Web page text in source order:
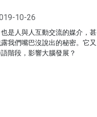
10-26
是人與人互動交流的媒介，甚
我們嘴巴沒說出的秘密。它又
階段，影響大腦發展？